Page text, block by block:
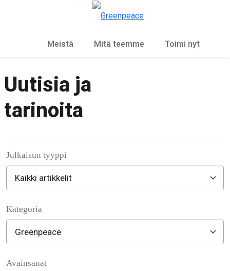
Meistä Mitä teemme Toimi nyt
Uutisia ja
tarinoita
Julkaisun tyyppi
Kategoria
Avainsanat